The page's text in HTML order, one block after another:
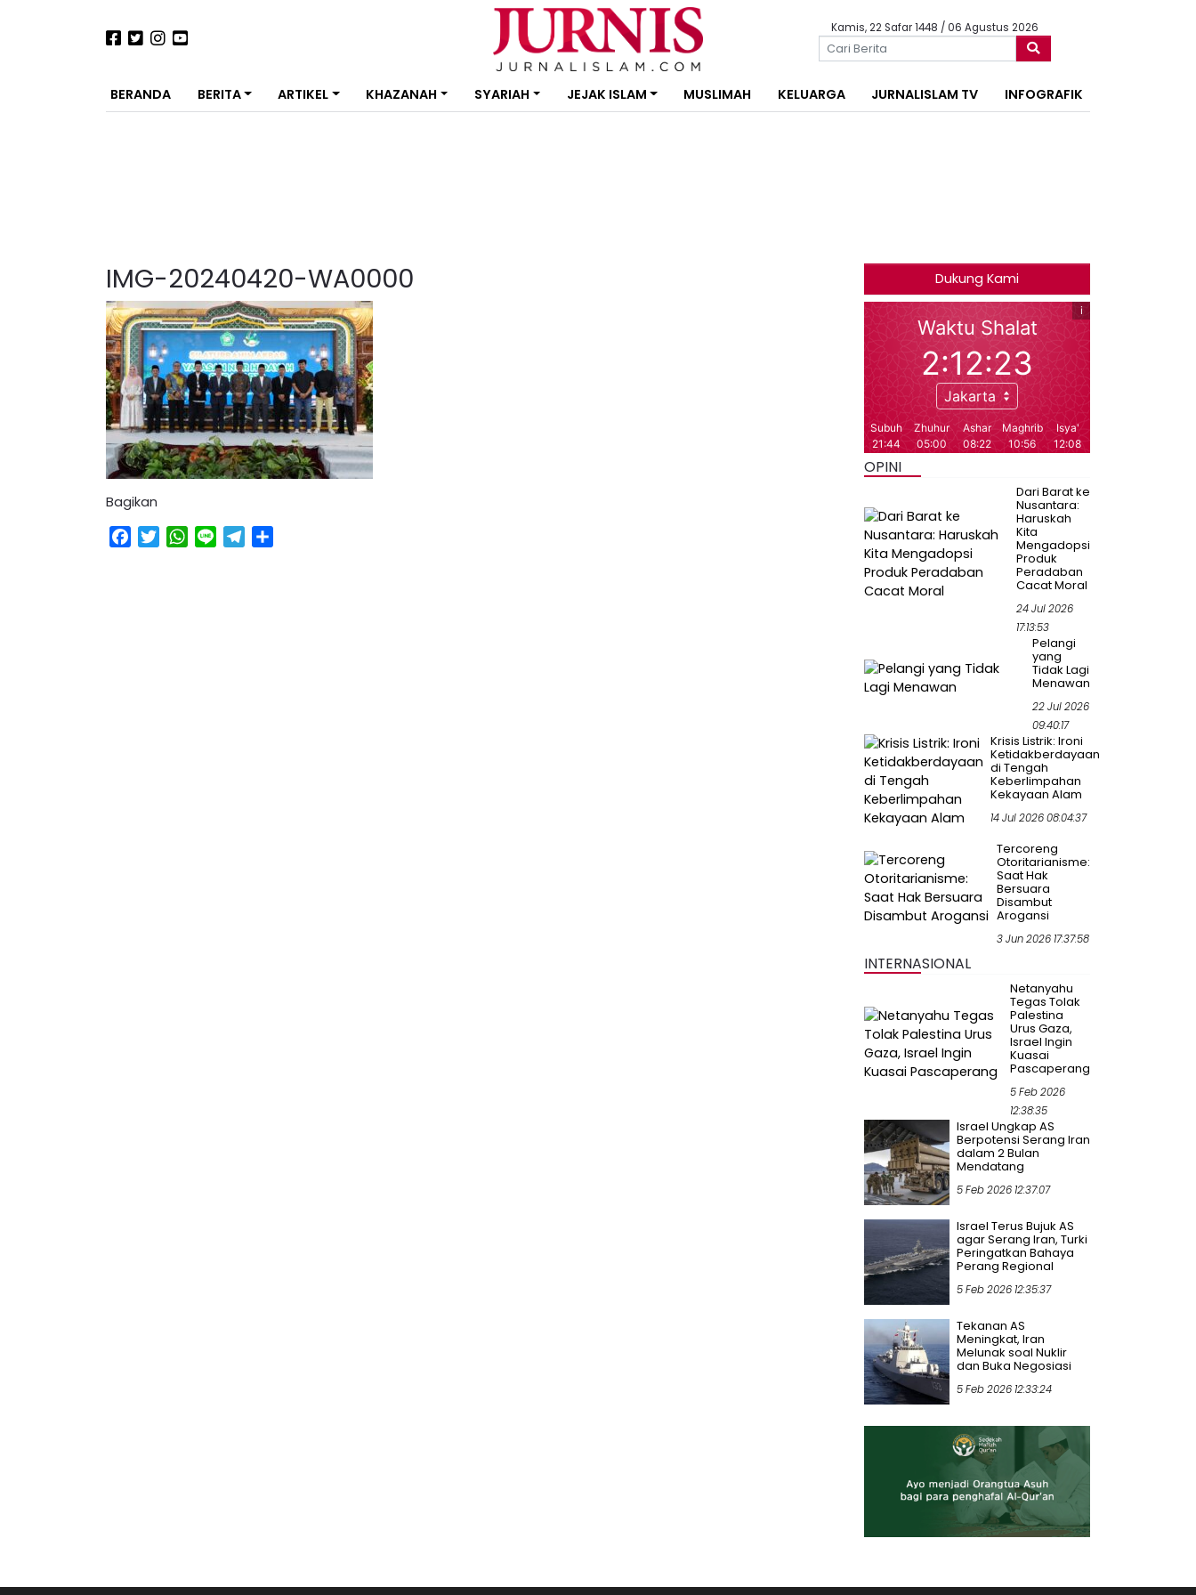
Kamis, 22 Safar 1448 / 06 Agustus 2026
BERANDA BERITA ARTIKEL KHAZANAH SYARIAH JEJAK ISLAM MUSLIMAH KELUARGA JURNALISLAM TV INFOGRAFIK
IMG-20240420-WA0000
Bagikan
Facebook
TwitterWhatsApp
Line Telegram
Dukung Kami
OPINI
Dari Barat ke
Nusantara:
Haruskah
Kita
Mengadopsi
Produk
Peradaban
Cacat Moral
24 Jul 2026
17:13:53
Pelangi
yang
Tidak Lagi
Menawan
22 Jul 2026
09:40:17
Krisis Listrik: Ironi
Ketidakberdayaan
di Tengah
Keberlimpahan
Kekayaan Alam
14 Jul 2026 08:04:37
Tercoreng
Otoritarianisme:
Saat Hak
Bersuara
Disambut
Arogansi
3 Jun 2026 17:37:58
INTERNASIONAL
Netanyahu
Tegas Tolak
Palestina
Urus Gaza,
Israel Ingin
Kuasai
Pascaperang
5 Feb 2026
12:38:35
Israel Ungkap AS
Berpotensi Serang Iran
dalam 2 Bulan
Mendatang
5 Feb 2026 12:37:07
Israel Terus Bujuk AS
agar Serang Iran, Turki
Peringatkan Bahaya
Perang Regional
5 Feb 2026 12:35:37
Tekanan AS
Meningkat, Iran
Melunak soal Nuklir
dan Buka Negosiasi
5 Feb 2026 12:33:24